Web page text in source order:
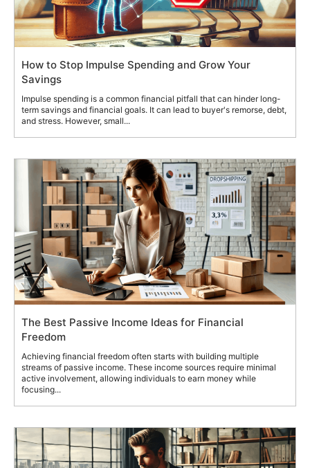
How to Stop Impulse Spending and Grow Your
Savings
Impulse spending is a common financial pitfall that can hinder long-
term savings and financial goals. It can lead to buyer's remorse, debt,
and stress. However, small...
The Best Passive Income Ideas for Financial
Freedom
Achieving financial freedom often starts with building multiple
streams of passive income. These income sources require minimal
active involvement, allowing individuals to earn money while
focusing...